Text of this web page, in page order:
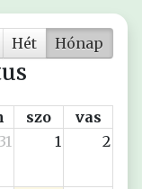
Hét Hónap
szo
vas
31 1 2